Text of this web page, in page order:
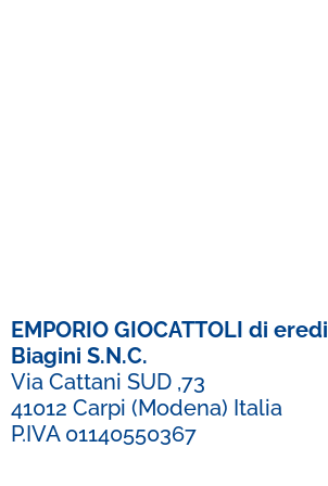
EMPORIO GIOCATTOLI di eredi
Biagini S.N.C.
Via Cattani SUD ,73
41012 Carpi (Modena) Italia
P.IVA 01140550367